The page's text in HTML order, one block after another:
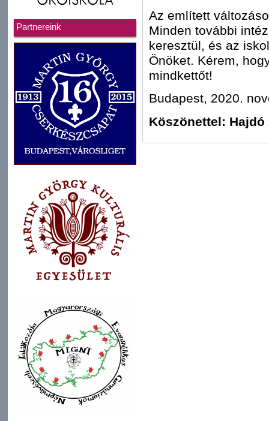
Partnereink
Az említett
Minden további
keresztül, és az
Önöket. Kérem,
mindkettőt!
Budapest, 2020.
Köszönettel: